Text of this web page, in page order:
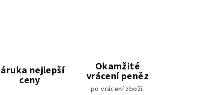
nejlepší
ceny
Okamžité
vrácení peněz
po vrácení zboží.